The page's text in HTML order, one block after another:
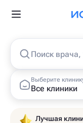
Поиск врача,
Выберите
Все клиники
Лучшая